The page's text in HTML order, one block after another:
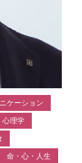
ケーション
心理学
命・心・人生